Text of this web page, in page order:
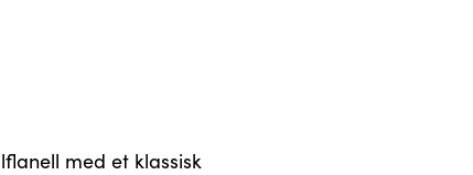
med et klassisk